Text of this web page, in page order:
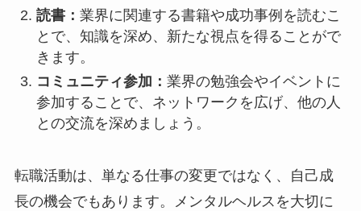
読書： 業界に関連する書籍や成功事例を読むこ
とで、知識を深め、新たな視点を得ることがで
きます。
コミュニティ参加： 業界の勉強会やイベントに
参加することで、ネットワークを広げ、他の人
との交流を深めましょう。
転職活動は、単なる仕事の変更ではなく、自己成
長の機会でもあります。メンタルヘルスを大切に